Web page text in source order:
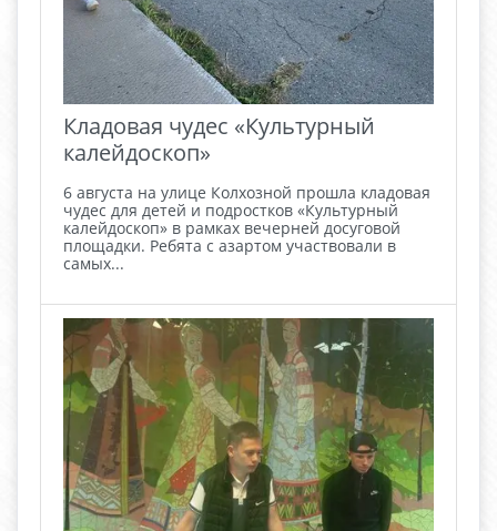
Кладовая чудес «Культурный
калейдоскоп»
6 августа на улице Колхозной прошла кладовая
чудес для детей и подростков «Культурный
калейдоскоп» в рамках вечерней досуговой
площадки. Ребята с азартом участвовали в
самых...